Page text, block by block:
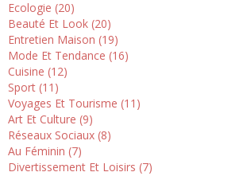
Ecologie (20)
Beauté Et Look (20)
Entretien Maison (19)
Mode Et Tendance (16)
Cuisine (12)
Sport (11)
Voyages Et Tourisme (11)
Art Et Culture (9)
Réseaux Sociaux (8)
Au Féminin (7)
Divertissement Et Loisirs (7)